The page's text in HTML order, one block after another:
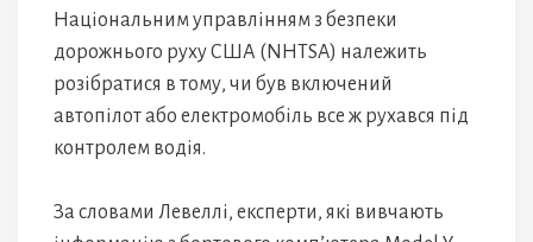
Національним управлінням з безпеки
дорожнього руху США (NHTSA) належить
розібратися в тому, чи був включений
автопілот або електромобіль все ж рухався під
контролем водія.
За словами Левеллі, експерти, які вивчають